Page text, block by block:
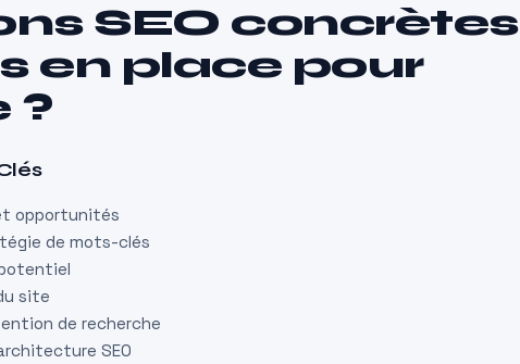
SEO concrètes
en place pour
?
opportunités
de mots-clés
site
de recherche
SEO